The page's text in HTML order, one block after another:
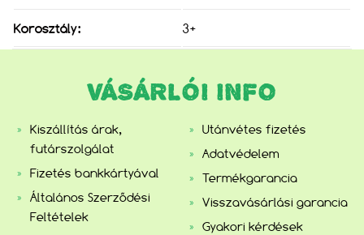
Korosztály: 3+
VÁSÁRLÓI INFO
Kiszállítás árak,
futárszolgálat
Fizetés bankkártyával
Általános Szerződési
Feltételek
Utánvétes fizetés
Adatvédelem
Termékgarancia
Visszavásárlási garancia
Gyakori kérdések